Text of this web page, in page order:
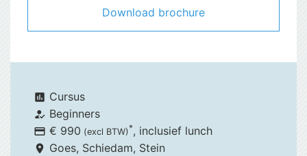
Download brochure
assessment Cursus
how_to_reg Beginners
payment € 990 (excl BTW)*, inclusief lunch
place Goes, Schiedam, Stein